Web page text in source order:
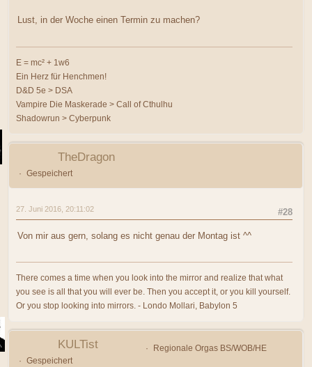
Lust, in der Woche einen Termin zu machen?
E = mc² + 1w6
Ein Herz für Henchmen!
D&D 5e > DSA
Vampire Die Maskerade > Call of Cthulhu
Shadowrun > Cyberpunk
TheDragon
Gespeichert
#28
27. Juni 2016, 20:11:02
Von mir aus gern, solang es nicht genau der Montag ist ^^
There comes a time when you look into the mirror and realize that what
you see is all that you will ever be. Then you accept it, or you kill yourself.
Or you stop looking into mirrors. - Londo Mollari, Babylon 5
KULTist
Regionale Orgas BS/WOB/HE
Gespeichert